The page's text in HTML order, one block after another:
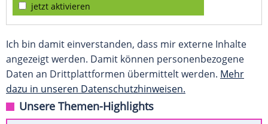
jetzt aktivieren
Ich bin damit einverstanden, dass mir externe Inhalte
angezeigt werden. Damit können personenbezogene
Daten an Drittplattformen übermittelt werden. Mehr
dazu in unseren Datenschutzhinweisen.
Unsere Themen-Highlights